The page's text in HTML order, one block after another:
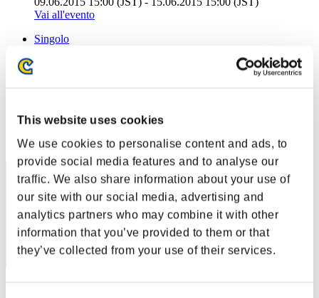
This website uses cookies
We use cookies to personalise content and ads, to
provide social media features and to analyse our
traffic. We also share information about your use of
our site with our social media, advertising and
analytics partners who may combine it with other
information that you’ve provided to them or that
they’ve collected from your use of their services.
Vai all'evento
Singolo
(Le classifiche sono aggiornate ogni 6 ore)
71